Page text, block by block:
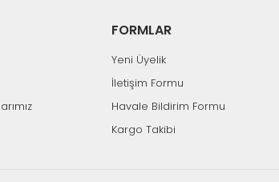
FORMLAR
Yeni Üyelik
İletişim Formu
Havale Bildirim Formu
Kargo Takibi